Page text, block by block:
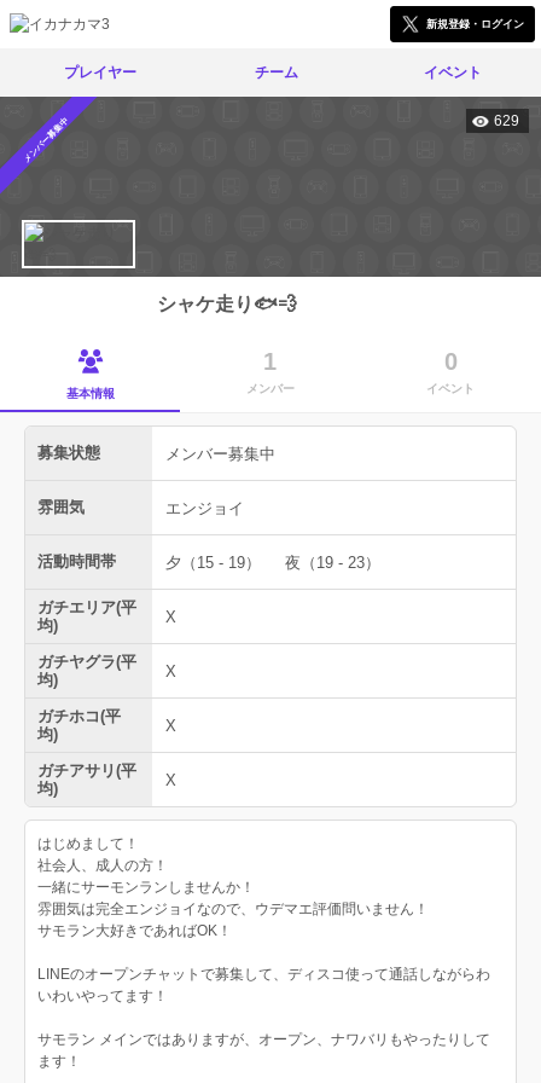
新規登録・ログイン
プレイヤー チーム イベント
メンバー募集中 629
シャケ走り🐟💨
基本情報
1
メンバー
0
イベント
募集状態 メンバー募集中
雰囲気 エンジョイ
活動時間帯 夕（15 - 19） 夜（19 - 23）
ガチエリア(平
均)
X
ガチヤグラ(平
均)
X
ガチホコ(平
均)
X
ガチアサリ(平
均)
X
はじめまして！
社会人、成人の方！
一緒にサーモンランしませんか！
雰囲気は完全エンジョイなので、ウデマエ評価問いません！
サモラン大好きであればOK！
LINEのオープンチャットで募集して、ディスコ使って通話しながらわ
いわいやってます！
サモラン メインではありますが、オープン、ナワバリもやったりして
ます！